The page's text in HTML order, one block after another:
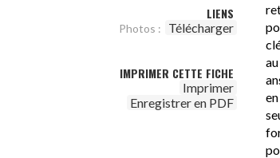
LIENS
Photos : Télécharger
IMPRIMER CETTE FICHE
Imprimer
Enregistrer en PDF